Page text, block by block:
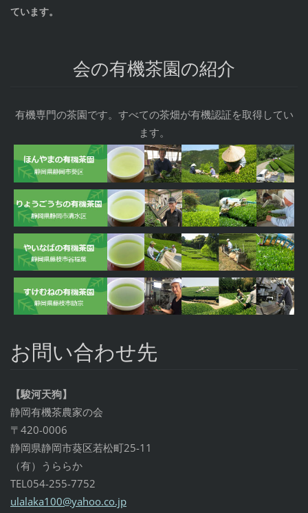
ています。
会の有機茶園の紹介
有機専門の茶園です。すべての茶畑が有機認証を取得してい
ます。
お問い合わせ先
【駿河天狗】
静岡有機茶農家の会
〒420-0006
静岡県静岡市葵区若松町25-11
（有）うららか
TEL054-255-7752
ulalaka100@yahoo.co.jp